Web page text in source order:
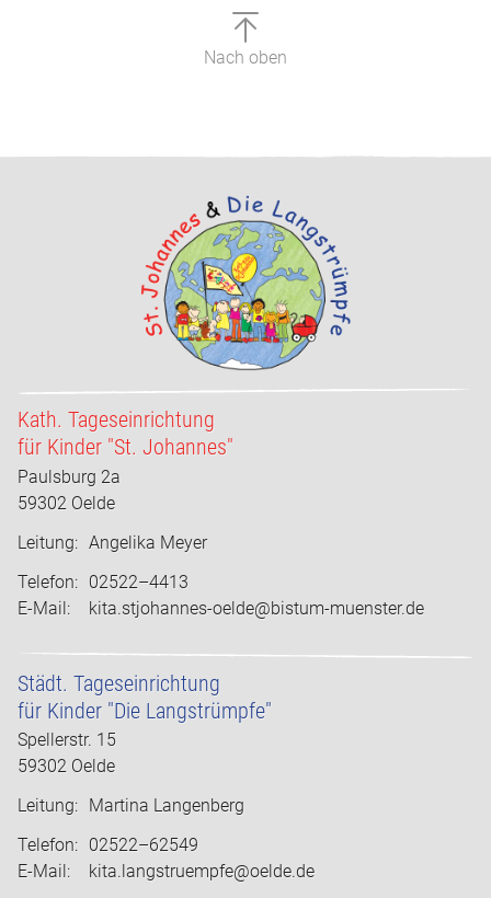
Nach oben
Kath. Tageseinrichtung
für Kinder "St. Johannes"
Paulsburg 2a
59302 Oelde
Leitung: Angelika Meyer
Telefon: 02522–4413
E-Mail:
kita.stjohannes-oelde@bistum-muenster.de
Städt. Tageseinrichtung
für Kinder "Die Langstrümpfe"
Spellerstr. 15
59302 Oelde
Leitung:
Martina Langenberg
Telefon: 02522–62549
E-Mail:
kita.langstruempfe@oelde.de